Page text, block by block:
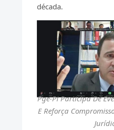
década.
Pge-Pi Participa De
E Reforça